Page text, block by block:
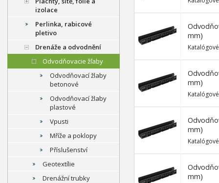
mm)
mm)
mm)
mm)
izolace
Perlinka, rabicové
pletivo
Drenáže a odvodnění
Odvodňovacie žľaby
Odvodňovací žlaby
betonové
Odvodňovací žlaby
plastové
Vpusti
Mříže a poklopy
Příslušenství
Geotextílie
Drenážní trubky